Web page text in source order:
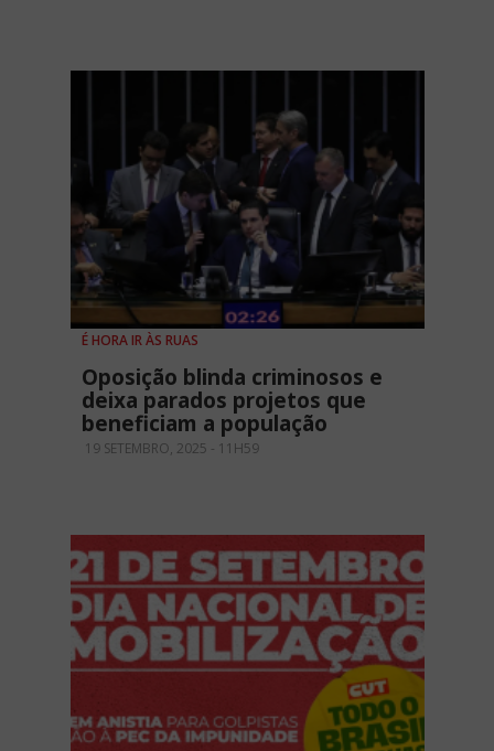
É HORA IR ÀS RUAS
Oposição blinda criminosos e
deixa parados projetos que
beneficiam a população
19 SETEMBRO, 2025 - 11H59